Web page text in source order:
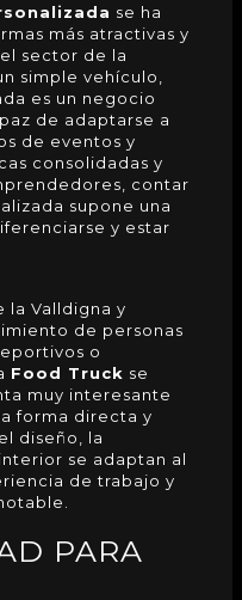
se ha
más atractivas y
sector de la
simple vehículo,
es un negocio
de adaptarse a
de eventos y
consolidadas y
contar
supone una
y estar
la Valldigna y
de personas
o
Food Truck se
muy interesante
forma directa y
diseño, la
se adaptan al
de trabajo y
PARA